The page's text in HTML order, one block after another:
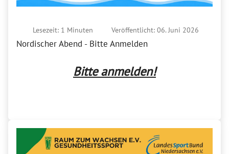
Lesezeit: 1 Minuten Veröffentlicht: 06. Juni 2026
Nordischer Abend - Bitte Anmelden
Bitte anmelden!